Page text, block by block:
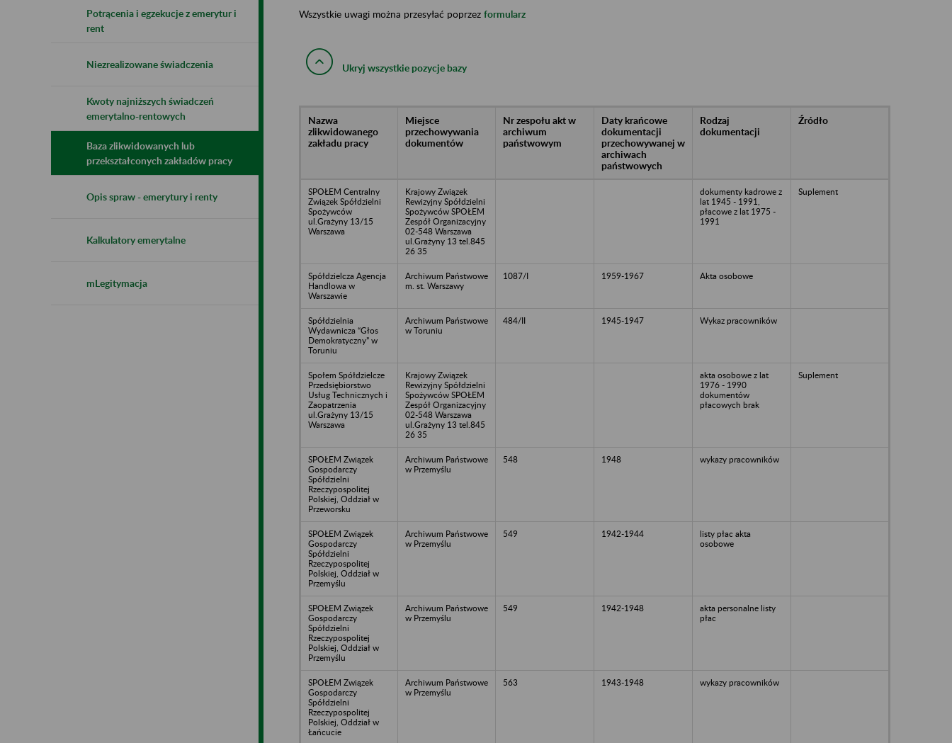
Potrącenia i egzekucje z emerytur i
rent
Niezrealizowane świadczenia
Kwoty najniższych świadczeń
emerytalno-rentowych
Baza zlikwidowanych lub
przekształconych zakładów pracy
Opis spraw - emerytury i renty
Kalkulatory emerytalne
mLegitymacja
Wszystkie uwagi można przesyłać poprzez formularz
Ukryj wszystkie pozycje bazy
Nazwa
zlikwidowanego
zakładu pracy
Miejsce
przechowywania
dokumentów
Nr zespołu akt w
archiwum
państwowym
Daty krańcowe
dokumentacji
przechowywanej w
archiwach
państwowych
Rodzaj
dokumentacji
Źródło
SPOŁEM Centralny
Związek Spółdzielni
Spożywców
ul.Grażyny 13/15
Warszawa
Krajowy Związek
Rewizyjny Spółdzielni
Spożywców SPOŁEM
Zespół Organizacyjny
02-548 Warszawa
ul.Grażyny 13 tel.845
26 35
dokumenty kadrowe z
lat 1945 - 1991,
płacowe z lat 1975 -
1991
Suplement
Spółdzielcza Agencja
Handlowa w
Warszawie
Archiwum Państwowe
m. st. Warszawy
1087/I 1959-1967 Akta osobowe
Spółdzielnia
Wydawnicza “Głos
Demokratyczny” w
Toruniu
Archiwum Państwowe
w Toruniu
484/II 1945-1947 Wykaz pracowników
Społem Spółdzielcze
Przedsiębiorstwo
Usług Technicznych i
Zaopatrzenia
ul.Grażyny 13/15
Warszawa
Krajowy Związek
Rewizyjny Spółdzielni
Spożywców SPOŁEM
Zespół Organizacyjny
02-548 Warszawa
ul.Grażyny 13 tel.845
26 35
akta osobowe z lat
1976 - 1990
dokumentów
płacowych brak
Suplement
SPOŁEM Związek
Gospodarczy
Spółdzielni
Rzeczypospolitej
Polskiej, Oddział w
Przeworsku
Archiwum Państwowe
w Przemyślu
548 1948 wykazy pracowników
SPOŁEM Związek
Gospodarczy
Spółdzielni
Rzeczypospolitej
Polskiej, Oddział w
Przemyślu
Archiwum Państwowe
w Przemyślu
549 1942-1944
listy płac akta
osobowe
SPOŁEM Związek
Gospodarczy
Spółdzielni
Rzeczypospolitej
Polskiej, Oddział w
Przemyślu
Archiwum Państwowe
w Przemyślu
549 1942-1948
akta personalne listy
płac
SPOŁEM Związek
Gospodarczy
Spółdzielni
Rzeczypospolitej
Polskiej, Oddział w
Łańcucie
Archiwum Państwowe
w Przemyślu
563 1943-1948 wykazy pracowników